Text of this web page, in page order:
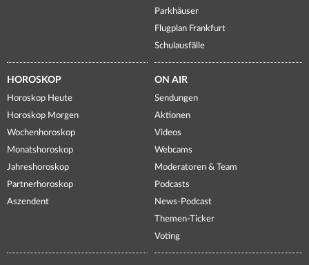
Parkhäuser
Flugplan Frankfurt
Schulausfälle
HOROSKOP
Horoskop Heute
Horoskop Morgen
Wochenhoroskop
Monatshoroskop
Jahreshoroskop
Partnerhoroskop
Aszendent
ON AIR
Sendungen
Aktionen
Videos
Webcams
Moderatoren & Team
Podcasts
News-Podcast
Themen-Ticker
Voting